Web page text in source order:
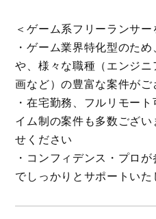
＜ゲーム系フリーランサ
・ゲーム業界特化型のた
や、様々な職種（エンジ
画など）の豊富な案件がご
・在宅勤務、フルリモー
イム制の案件も多数ござ
せください
・コンフィデンス・プロ
でしっかりとサポートいた